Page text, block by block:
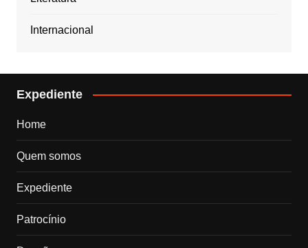
Internacional
Expediente
Home
Quem somos
Expediente
Patrocínio